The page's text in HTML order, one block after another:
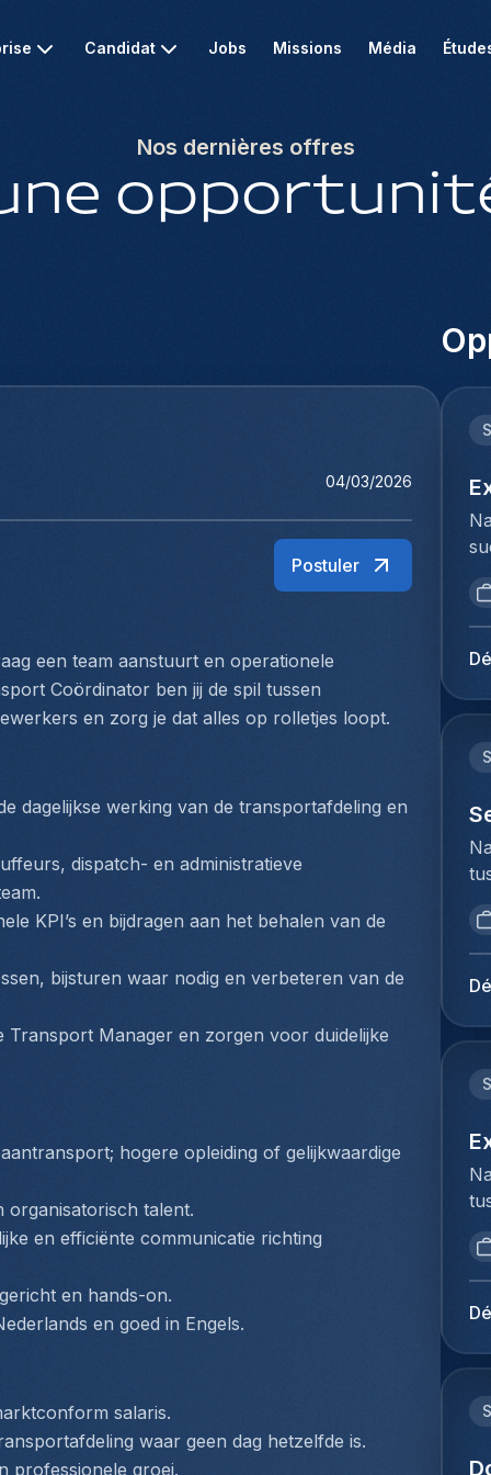
Candidat Jobs Missions Média
Nos dernières offres
04/03/2026
Postuler
een team aanstuurt en operationele
Coördinator ben jij de spil tussen
en zorg je dat alles op rolletjes loopt.
dagelijkse werking van de transportafdeling en
dispatch- en administratieve
KPI’s en bijdragen aan het behalen van de
bijsturen waar nodig en verbeteren van de
Transport Manager en zorgen voor duidelijke
hogere opleiding of gelijkwaardige
organisatorisch talent.
en efficiënte communicatie richting
en hands-on.
en goed in Engels.
salaris.
waar geen dag hetzelfde is.
professionele groei.